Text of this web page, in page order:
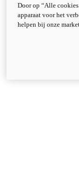
Door op “Alle
apparaat voor het
helpen bij onze